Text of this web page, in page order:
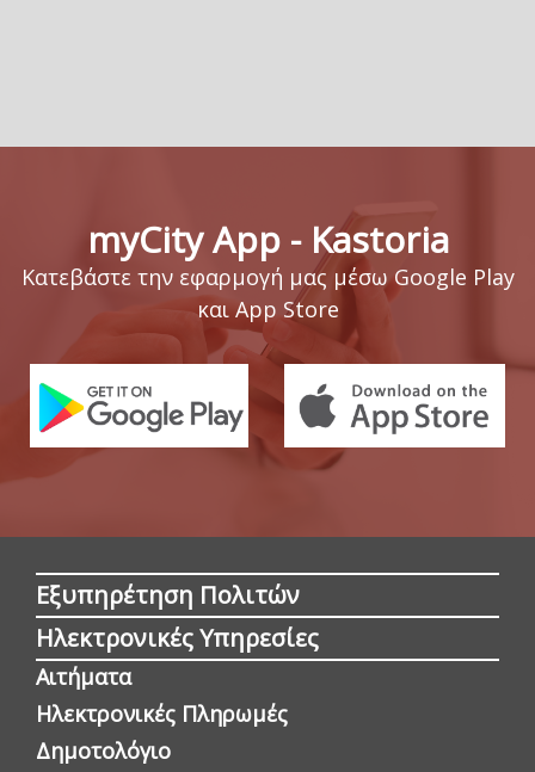
myCity App - Kastoria
Κατεβάστε την εφαρμογή μας μέσω Google Play
και App Store
Εξυπηρέτηση Πολιτών
Ηλεκτρονικές Υπηρεσίες
Αιτήματα
Ηλεκτρονικές Πληρωμές
Δημοτολόγιο